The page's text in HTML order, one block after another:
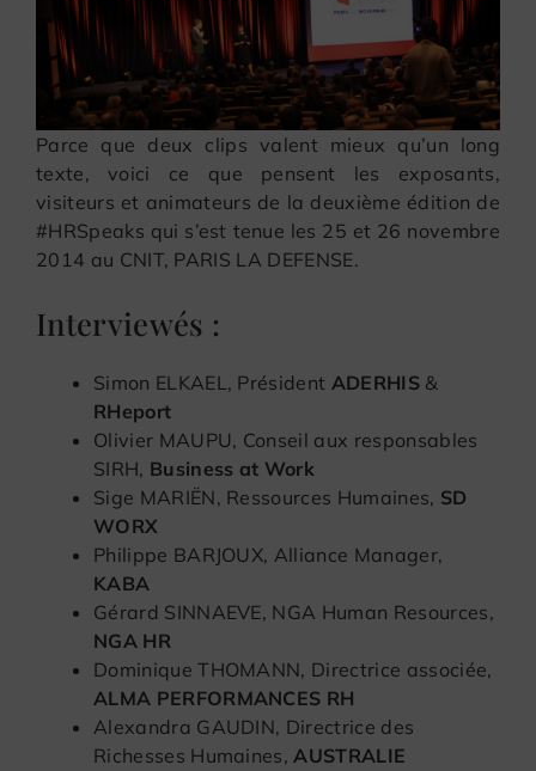
Parce que deux clips valent mieux qu’un long
texte, voici ce que pensent les exposants,
visiteurs et animateurs de la deuxième édition de
#HRSpeaks qui s’est tenue les 25 et 26 novembre
2014 au CNIT, PARIS LA DEFENSE.
Interviewés :
Simon ELKAEL, Président ADERHIS&
RHeport
Olivier MAUPU, Conseil aux responsables
SIRH, Business at Work
Sige MARIËN, Ressources Humaines, SD
WORX
Philippe BARJOUX, Alliance Manager,
KABA
Gérard SINNAEVE, NGA Human Resources,
NGA HR
Dominique THOMANN, Directrice associée,
ALMA PERFORMANCES RH
Alexandra GAUDIN, Directrice des
Richesses Humaines,AUSTRALIE